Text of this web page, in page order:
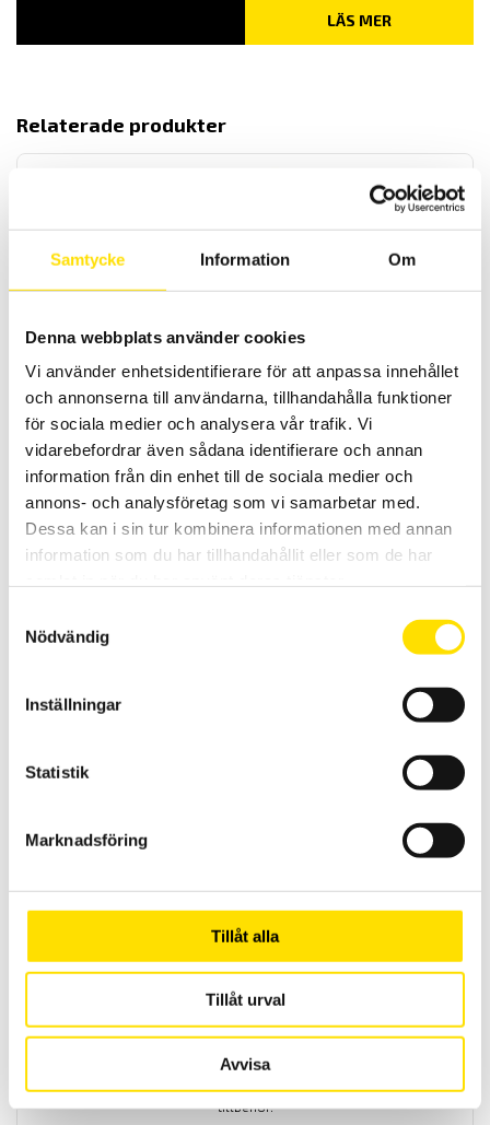
Samtycke Information Om
Denna webbplats använder cookies
Vi använder enhetsidentifierare för att anpassa innehållet
och annonserna till användarna, tillhandahålla funktioner
för sociala medier och analysera vår trafik. Vi
vidarebefordrar även sådana identifierare och annan
information från din enhet till de sociala medier och
annons- och analysföretag som vi samarbetar med.
Dessa kan i sin tur kombinera informationen med annan
information som du har tillhandahållit eller som de har
Nödvändig
Inställningar
Statistik
Marknadsföring
Tillåt alla
Tillåt urval
Avvisa
LÄS MER
Relaterade produkter
AMRA är en av de ledande tillverkarna av elektromekaniska reläer
till fast- och rullande järnvägsmaterial samt för
LÄS MER
50...1000 V isolationsprovare med och utan minne, för fältbruk med
PI och DAR funktion. Mycket hög mätosäkerhet med mätområde upp
16,950.00
CA6240 & CA6255 µ-ohm mätare
Noggranna µ-ohm mätare för fält- och industribruk med upp till 0,1
µΩ upplösning och 10A kontinuerlig ström. CA6255 har även
temperaturkompensering med yttre temperaturgivare som
tillbehör.